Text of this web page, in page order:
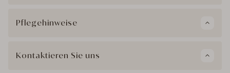
Pflegehinweise
Kontaktieren Sie uns